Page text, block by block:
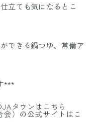
立ても気になるとこ
できる鍋つゆ。常備ア
***
タウンはこちら
）の公式サイトはこ